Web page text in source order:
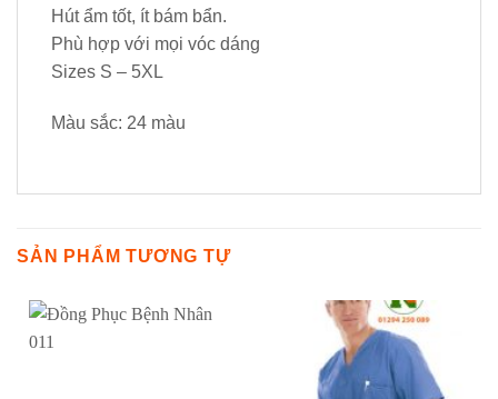
Hút ẩm tốt, ít bám bẩn.
Phù hợp với mọi vóc dáng
Sizes S – 5XL
Màu sắc: 24 màu
SẢN PHẨM TƯƠNG TỰ